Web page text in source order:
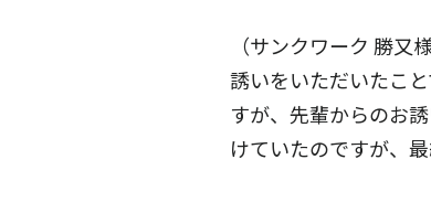
（サンクワーク 勝
誘いをいただいたこ
すが、先輩からのお
けていたのですが、